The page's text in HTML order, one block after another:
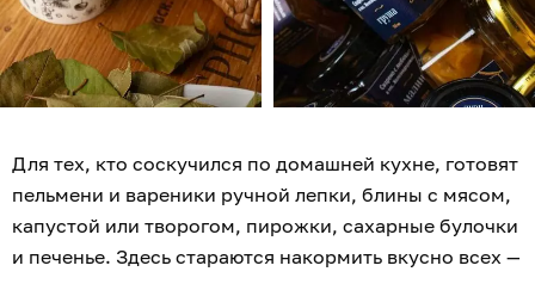
Для тех, кто соскучился по домашней кухне, готовят
пельмени и вареники ручной лепки, блины с мясом,
капустой или творогом, пирожки, сахарные булочки
и печенье. Здесь стараются накормить вкусно всех —